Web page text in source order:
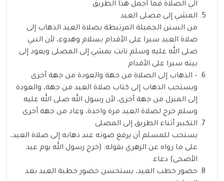
الي الصلاة فما أجمل هذا الطريق
المشي إلى مصلى العيد
من السنن الجميلة المرتبطة بصلاة العيد الذهاب إلى
صلاة العيد سيرا على الأقدام بسلام وهدوء، لأن النبي
صلى الله عليه وسلم نانت يمشي إلى المصلى ويعود إلى
بيته سيرا على الأقدام
– الذهاب إلى الصلاة من جهة والعودة من جهة أخرى
ويستحب الذهاب إلى كتاب صلاة العيد من جهة، والعودة
إلى المنزل من جهة أخرى، لأن رسول الله صلى الله عليه
وسلم خرج لصلاة العيد مرة واحدة، وعاد من جهة أخرى
التكبير أثناء الطريق إلى المصلى
يستحب للمسلم أن يرفع صوته عند ذهابه إلى صلاة العيد،
على ما رواه عن الزهري بقوله: (خرج رسول الله يوم عيد
الأضحى) دعاء.
حضور خطب العيد، يستحسن حضور خطبة العيد بعد